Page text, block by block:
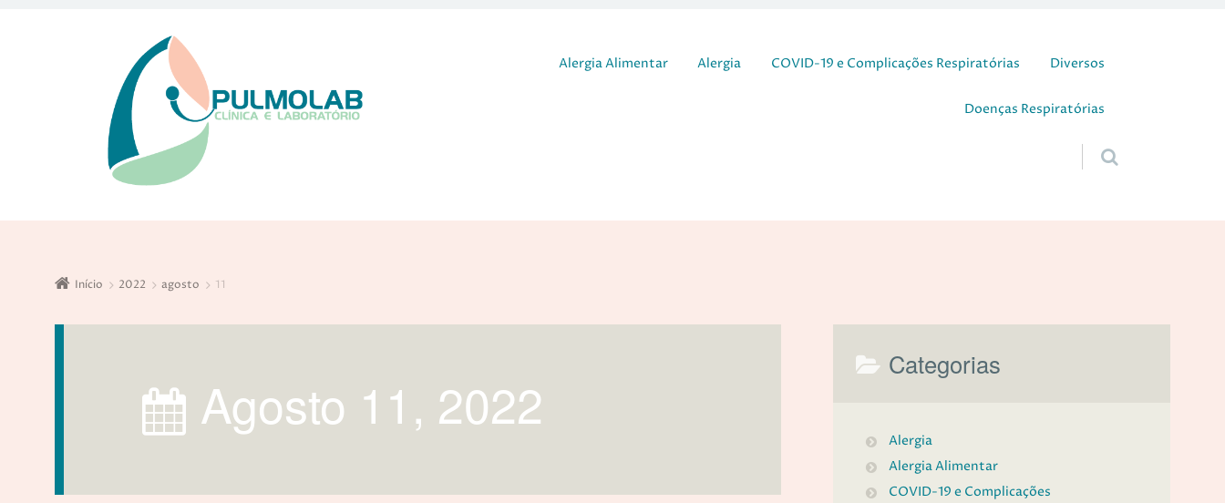
Pular para o conteúdo
Alergia Alimentar Alergia COVID-19 e Complicações Respiratórias Diversos
Doenças Respiratórias
Início 2022 agosto 11
agosto 11, 2022
Categorias
Alergia
Alergia Alimentar
COVID-19 e Complicações